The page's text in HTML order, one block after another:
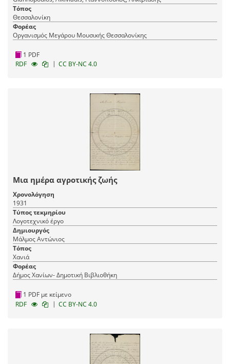
Τόπος
Θεσσαλονίκη
Φορέας
Οργανισμός Μεγάρου Μουσικής Θεσσαλονίκης
1 PDF
RDF
| CC BY-NC 4.0
Μια ημέρα αγροτικής ζωής
Χρονολόγηση
1931
Τύπος τεκμηρίου
Λογοτεχνικό έργο
Δημιουργός
Μάλμος Αντώνιος
Τόπος
Χανιά
Φορέας
Δήμος Χανίων- Δημοτική Βιβλιοθήκη
1 PDF με κείμενο
RDF
| CC BY-NC 4.0